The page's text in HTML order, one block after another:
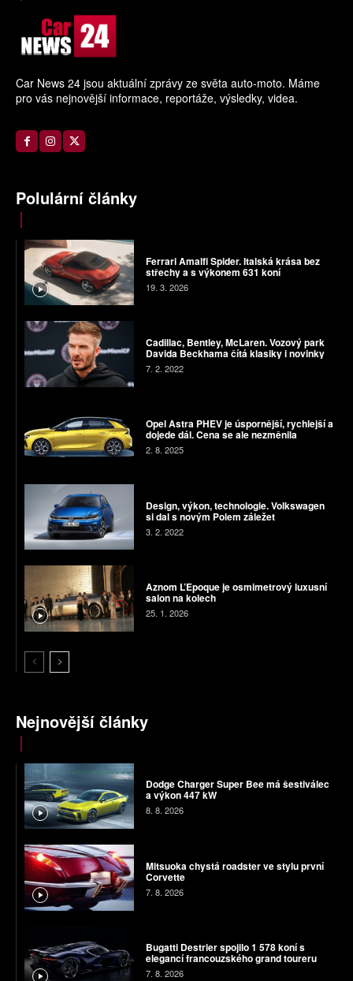
Car News 24 jsou aktuální zprávy ze světa auto-moto. Máme
pro vás nejnovější informace, reportáže, výsledky, videa.
Polulární články
Ferrari Amalfi Spider. Italská krása bez
střechy a s výkonem 631 koní
19. 3. 2026
Cadillac, Bentley, McLaren. Vozový park
Davida Beckhama čítá klasiky i novinky
7. 2. 2022
Opel Astra PHEV je úspornější, rychlejší a
dojede dál. Cena se ale nezměnila
2. 8. 2025
Design, výkon, technologie. Volkswagen
si dal s novým Polem záležet
3. 2. 2022
Aznom L’Epoque je osmimetrový luxusní
salon na kolech
25. 1. 2026
Nejnovější články
Dodge Charger Super Bee má šestiválec
a výkon 447 kW
8. 8. 2026
Mitsuoka chystá roadster ve stylu první
Corvette
7. 8. 2026
Bugatti Destrier spojilo 1 578 koní s
elegancí francouzského grand toureru
7. 8. 2026